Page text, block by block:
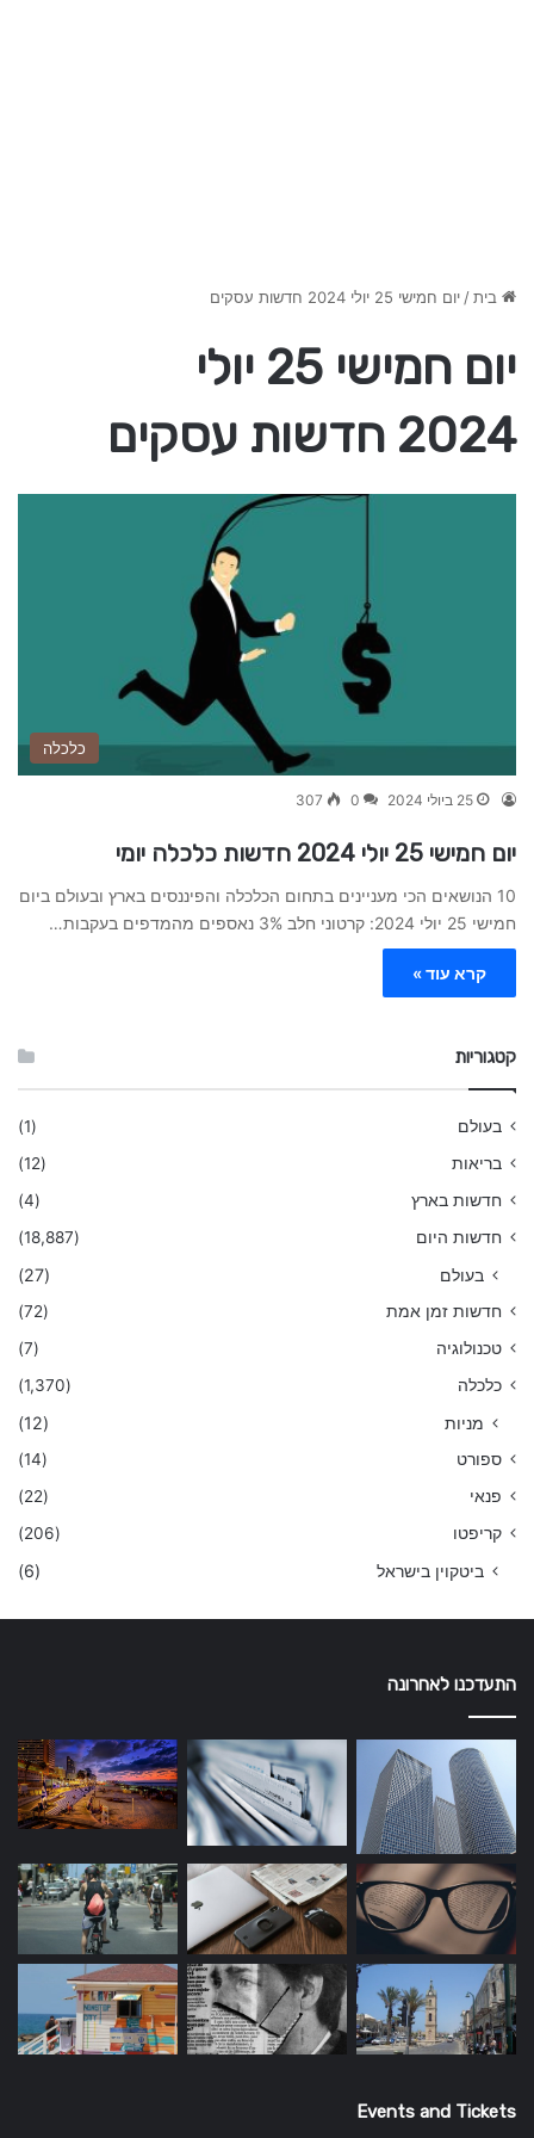
בית/יום חמישי 25 יולי 2024 חדשות עסקים
יום חמישי 25 יולי
2024 חדשות עסקים
כלכלה
25 ביולי 2024 0
307
יום חמישי 25 יולי 2024 חדשות כלכלה יומי
10 הנושאים הכי מעניינים בתחום הכלכלה והפיננסים בארץ ובעולם ביום
חמישי 25 יולי 2024: קרטוני חלב 3% נאספים מהמדפים בעקבות…
קרא עוד »
קטגוריות
בעולם
(1)
בריאות
(12)
חדשות בארץ
(4)
חדשות היום
(18,887)
בעולם (27)
חדשות זמן אמת
(72)
טכנולוגיה
(7)
כלכלה
(1,370)
מניות (12)
ספורט
(14)
פנאי
(22)
קריפטו
(206)
ביטקוין בישראל (6)
התעדכנו לאחרונה
Events and Tickets